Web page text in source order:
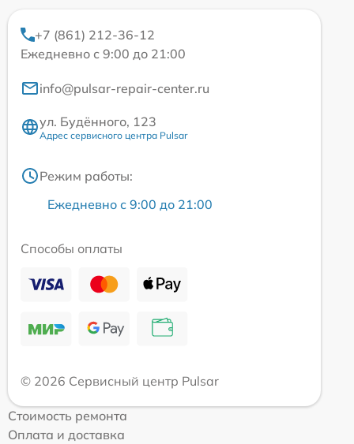
+7 (861) 212-36-12
Ежедневно с 9:00 до 21:00
info@pulsar-repair-center.ru
ул. Будённого, 123
Адрес сервисного центра Pulsar
Режим работы:
Ежедневно с 9:00 до 21:00
Способы оплаты
© 2026 Сервисный центр Pulsar
Стоимость ремонта
Оплата и доставка